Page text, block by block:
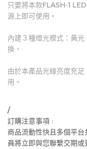
只要將本款FLASH-1
源上即可使用。
內建３種燈光模式：黃
換，
由於本產品光線亮度充
用。
/
訂購注意事項 :
商品流動性快且多個平
員將立即與您聯繫交期